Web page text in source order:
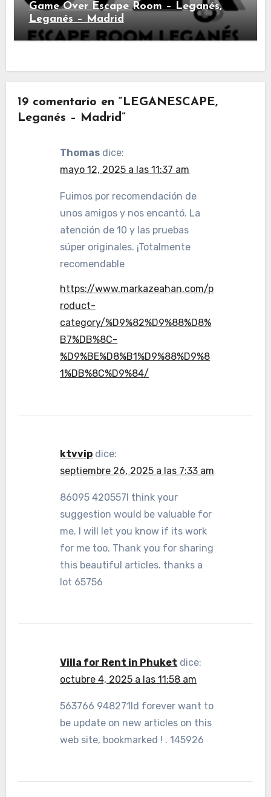
Game Over Escape Room – Leganés,
Leganés – Madrid
19 comentario en “LEGANESCAPE,
Leganés – Madrid”
Thomas dice:
mayo 12, 2025 a las 11:37 am
Fuimos por recomendación de
unos amigos y nos encantó. La
atención de 10 y las pruebas
súper originales. ¡Totalmente
recomendable
https://www.markazeahan.com/p
roduct-
category/%D9%82%D9%88%D8%
B7%DB%8C-
%D9%BE%D8%B1%D9%88%D9%8
1%DB%8C%D9%84/
ktvvip dice:
septiembre 26, 2025 a las 7:33 am
86095 420557I think your
suggestion would be valuable for
me. I will let you know if its work
for me too. Thank you for sharing
this beautiful articles. thanks a
lot 65756
Villa for Rent in Phuket dice:
octubre 4, 2025 a las 11:58 am
563766 948271Id forever want to
be update on new articles on this
web site, bookmarked ! . 145926